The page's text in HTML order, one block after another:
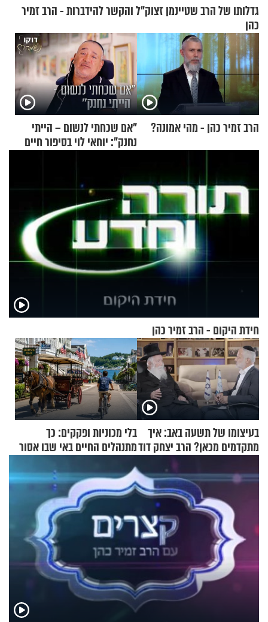
גדלותו של הרב שטיינמן זצוק"ל והקשר להידברות - הרב זמיר
כהן
הרב זמיר כהן - מהי אמונה?
"אם שכחתי לנשום – הייתי
נחנק": יוחאי לוי בסיפור חיים
חידת היקום - הרב זמיר כהן
בעיצומו של תשעה באב: איך
מתקדמים מכאן? הרב יצחק דוד
גרוסמן בשיחה מיוחדת
בלי מכוניות ופקקים: כך
מתנהלים החיים באי שבו אסור